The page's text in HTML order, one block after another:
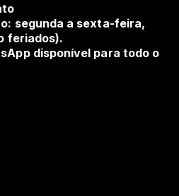
segunda a sexta-feira,
feriados).
disponível para todo o